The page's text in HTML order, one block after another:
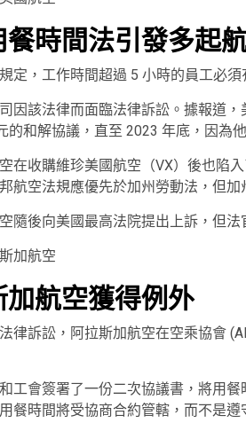
餐時間法引發多起
定，工作時間超過 5 小時的員工必須
因該法律而面臨法律訴訟。據報道
的和解協議，直至 2023 年底，因為
在收購維珍美國航空（VX）後也陷
航空法規應優先於加州勞動法，但加
隨後向美國最高法院提出上訴，但
加航空
加航空獲得例外
律訴訟，阿拉斯加航空在空乘協會
工會簽署了一份二次協議書，將用
餐時間將受協商合約管轄，而不是遵